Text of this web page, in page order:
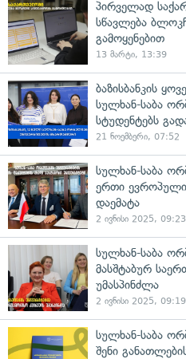
პირველად
სწავლება
გამოყენებით
13 მარტი, 13:39
ბაზისბანკის
სულხან-საბა
სტუდენტებს
21 ნოემბერი, 07:52
სულხან-საბა
ერთი ევროპული
დაემატა
2 ივნისი 2025, 09:23
სულხან-საბა
მასშტაბურ
უმასპინძლა
2 ივნისი 2025, 09:19
სულხან-საბა
შენი